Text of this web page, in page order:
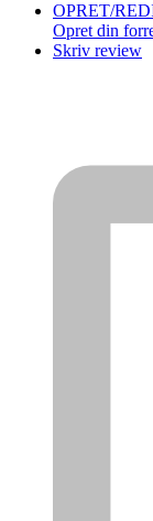
OPRET/
Opret din
Skriv review